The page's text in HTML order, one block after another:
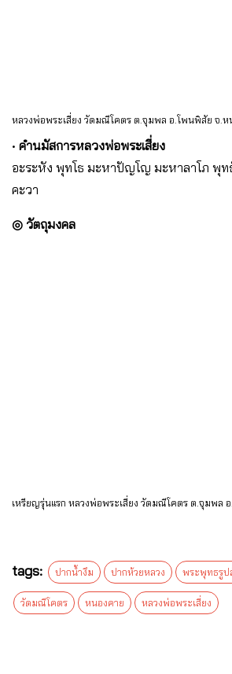
หลวงพ่อพระเสี่ยง วัดมณีโคตร ต.จุมพล อ.โพนพิสัย จ.ห
• คำนมัสการหลวงพ่อพระเสี่ยง
อะระหัง พุทโธ มะหาปัญโญ มะหาลาโภ พุ
คะวา
◎ วัตถุมงคล
เหรียญรุ่นแรก หลวงพ่อพระเสี่ยง วัดมณีโคตร ต.จุมพล
tags: ปากน้ำงึม ปากห้วยหลวง พระพุทธรูป
วัดมณีโคตร หนองคาย หลวงพ่อพระเสี่ยง